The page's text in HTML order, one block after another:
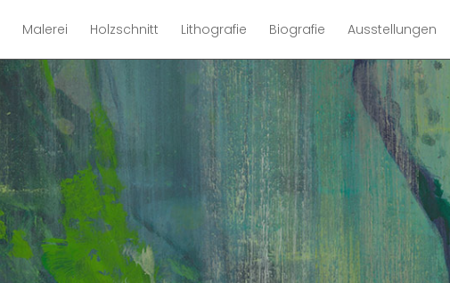
Malerei Holzschnitt Lithografie Biografie Ausstellungen